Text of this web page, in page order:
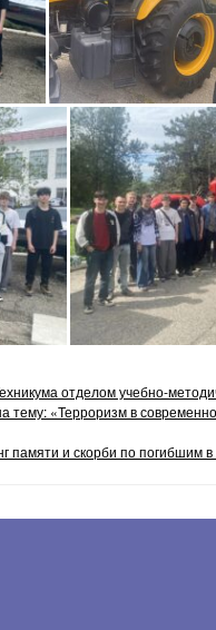
отделом учебно-
тему: «Терроризм в
памяти и скорби по погибшим